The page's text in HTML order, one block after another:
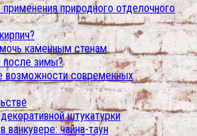
природного отделочного
каменным стенам
после зимы?
возможности современных
штукатурки
чайна-таун